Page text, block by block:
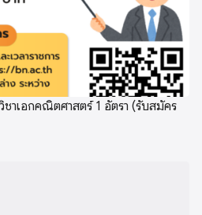
ชาเอกคณิตศาสตร์ 1 อัตรา (รับสมัคร